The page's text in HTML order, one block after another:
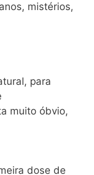
mistérios,
para
muito óbvio,
dose de